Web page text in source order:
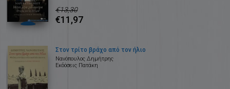
€13,30
€11,97
Στον τρίτο βράχο από τον ήλιο
Νανόπουλος Δημήτρης
Εκδόσεις Πατάκη